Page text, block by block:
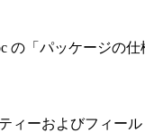
の「パッケージの
ィーおよびフィ